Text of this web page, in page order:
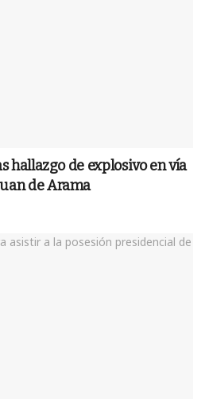
hallazgo de explosivo en vía
de Arama